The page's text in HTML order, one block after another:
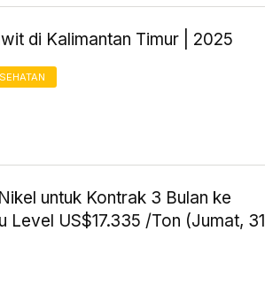
di Kalimantan Timur | 2025
untuk Kontrak 3 Bulan ke
Level US$17.335 /Ton (Jumat, 31